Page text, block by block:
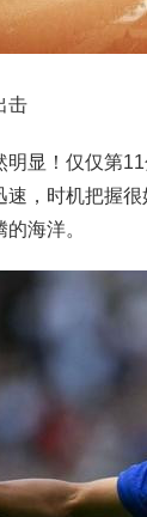
击
明显！仅仅第
速，时机把握
海洋。